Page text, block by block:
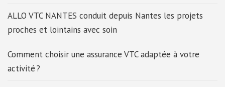
ALLO VTC NANTES conduit depuis Nantes les projets
proches et lointains avec soin
Comment choisir une assurance VTC adaptée à votre
activité ?